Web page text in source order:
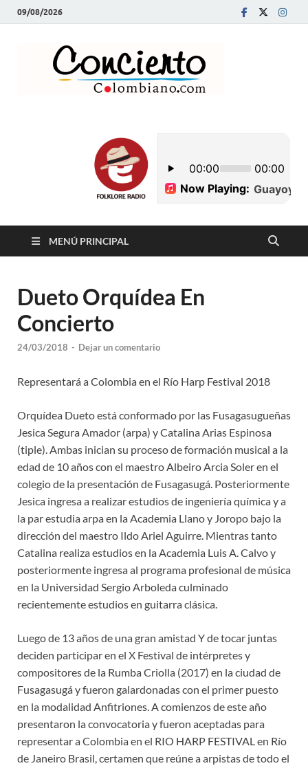
09/08/2026
MENÚ PRINCIPAL
Dueto Orquídea En
Concierto
24/03/2018 - Dejar un comentario
Representará a Colombia en el Río Harp Festival 2018
Orquídea Dueto está conformado por las Fusagasugueñas
Jesica Segura Amador (arpa) y Catalina Arias Espinosa
(tiple). Ambas inician su proceso de formación musical a la
edad de 10 años con el maestro Albeiro Arcia Soler en el
colegio de la presentación de Fusagasugá. Posteriormente
Jesica ingresa a realizar estudios de ingeniería química y a
la par estudia arpa en la Academia Llano y Joropo bajo la
dirección del maestro Ildo Ariel Aguirre. Mientras tanto
Catalina realiza estudios en la Academia Luis A. Calvo y
posteriormente ingresa al programa profesional de música
en la Universidad Sergio Arboleda culminado
recientemente estudios en guitarra clásica.
Luego de 13 años de una gran amistad Y de tocar juntas
deciden participar en el X Festival de intérpretes y
compositores de la Rumba Criolla (2017) en la ciudad de
Fusagasugá y fueron galardonadas con el primer puesto
en la modalidad Anfitriones. A comienzos de este año
presentaron la convocatoria y fueron aceptadas para
representar a Colombia en el RIO HARP FESTIVAL en Río
de Janeiro Brasil, certamen que reúne a arpistas de todo el